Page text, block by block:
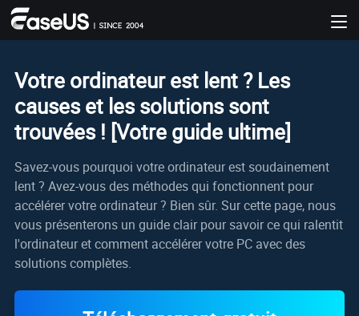
Votre ordinateur est lent ? Les
causes et les solutions sont
trouvées ! [Votre guide ultime]
Savez-vous pourquoi votre ordinateur est soudainement
lent ? Avez-vous des méthodes qui fonctionnent pour
accélérer votre ordinateur ? Bien sûr. Sur cette page, nous
vous présenterons un guide clair pour savoir ce qui ralentit
l'ordinateur et comment accélérer votre PC avec des
solutions complètes.